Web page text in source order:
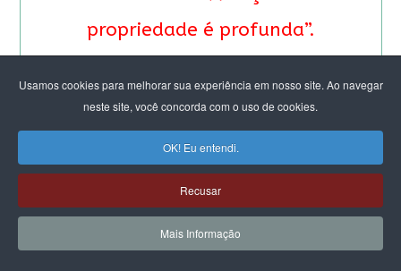
Usamos cookies para melhorar sua experiência em nosso site. Ao navegar
neste site, você concorda com o uso de cookies.
OK! Eu entendi.
Recusar
Mais Informação
propriedade é profunda”.
Alterman Blay